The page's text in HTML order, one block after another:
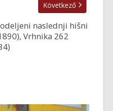
Következő
naslednji hišni
Vrhnika 262